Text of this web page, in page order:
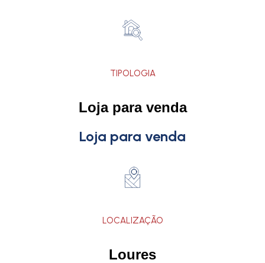
TIPOLOGIA
Loja para venda
Loja para venda
LOCALIZAÇÃO
Loures